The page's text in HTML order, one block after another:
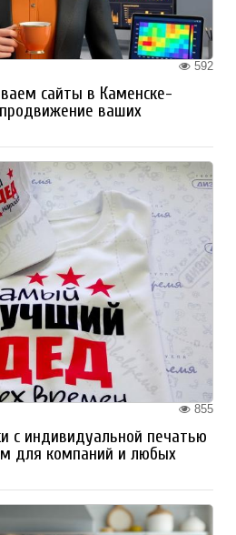
592
сайты в Каменске-
ваших
855
с индивидуальной печатью
для компаний и любых